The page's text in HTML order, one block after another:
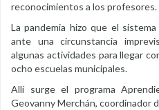
reconocimientos a los profesores.
La pandemia hizo que el
ante una circunstancia
algunas actividades para llegar
ocho escuelas municipales.
Allí surge el programa
Geovanny Merchán, coordinador